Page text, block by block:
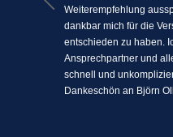
Weiterempfehlung
dankbar mich für die
entschieden zu haben.
Ansprechpartner und
schnell und
Dankeschön an Björn